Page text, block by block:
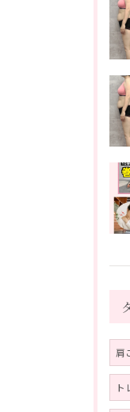
肩
ト